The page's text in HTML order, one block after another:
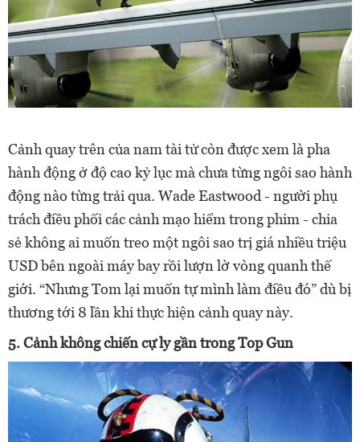
Cảnh quay trên của nam tài tử còn được xem là pha
hành động ở độ cao kỷ lục mà chưa từng ngôi sao hành
động nào từng trải qua. Wade Eastwood - người phụ
trách điều phối các cảnh mạo hiểm trong phim - chia
sẻ không ai muốn treo một ngôi sao trị giá nhiều triệu
USD bên ngoài máy bay rồi lượn lờ vòng quanh thế
giới. “Nhưng Tom lại muốn tự mình làm điều đó” dù bị
thương tới 8 lần khi thực hiện cảnh quay này.
5. Cảnh không chiến cự ly gần trong Top Gun